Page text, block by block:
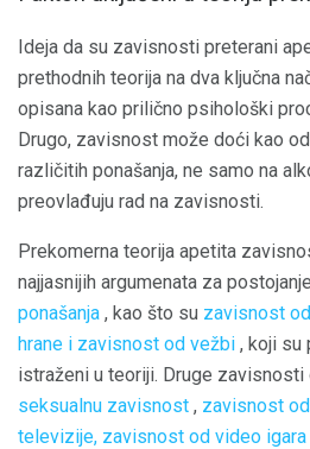
Ideja da su zavisnosti preterani
prethodnih teorija na dva ključna
opisana kao prilično psihološki
Drugo, zavisnost može doći kao
različitih ponašanja, ne samo na
preovlađuju rad na zavisnosti.
Prekomerna teorija apetita
najjasnijih argumenata za postojanje
ponašanja , kao što su zavisnost
hrane i zavisnost od vežbi , koji su
istraženi u teoriji. Druge zavisnosti
seksualnu zavisnost , zavisnost od
televizije, zavisnost od video igara